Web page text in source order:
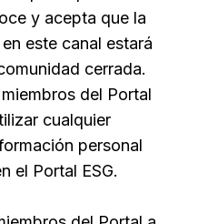
y acepta que la
este canal estará
cerrada.
del Portal
cualquier
personal
el Portal ESG.